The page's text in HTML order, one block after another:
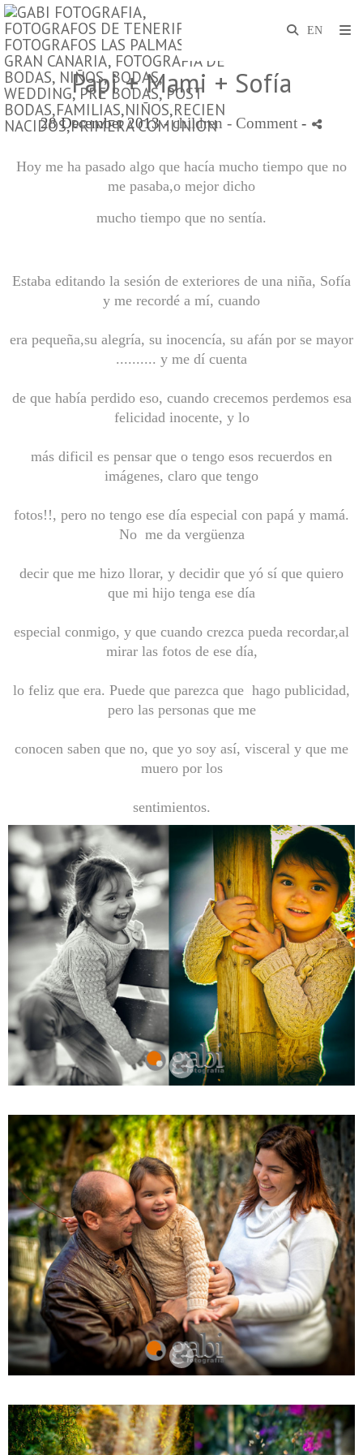
Papi + Mami + Sofía
28 December 2013 -children - Comment -
Hoy me ha pasado algo que hacía mucho tiempo que no
me pasaba,o mejor dicho
mucho tiempo que no sentía.
Estaba editando la sesión de exteriores de una niña, Sofía
y me recordé a mí, cuando
era pequeña,su alegría, su inocencía, su afán por se mayor
.......... y me dí cuenta
de que había perdido eso, cuando crecemos perdemos esa
felicidad inocente, y lo
más dificil es pensar que o tengo esos recuerdos en
imágenes, claro que tengo
fotos!!, pero no tengo ese día especial con papá y mamá.
No me da vergüenza
decir que me hizo llorar, y decidir que yó sí que quiero
que mi hijo tenga ese día
especial conmigo, y que cuando crezca pueda recordar,al
mirar las fotos de ese día,
lo feliz que era. Puede que parezca que hago publicidad,
pero las personas que me
conocen saben que no, que yo soy así, visceral y que me
muero por los
sentimientos.